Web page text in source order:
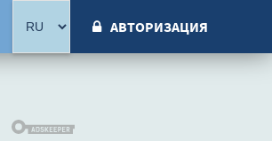
АВТОРИЗАЦИЯ